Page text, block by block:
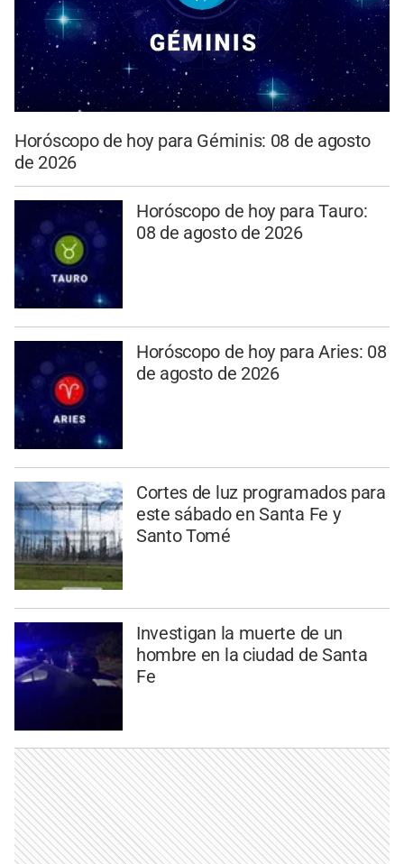
Horóscopo de hoy para Géminis: 08 de agosto
de 2026
Horóscopo de hoy para Tauro:
08 de agosto de 2026
Horóscopo de hoy para Aries: 08
de agosto de 2026
Cortes de luz programados para
este sábado en Santa Fe y
Santo Tomé
Investigan la muerte de un
hombre en la ciudad de Santa
Fe